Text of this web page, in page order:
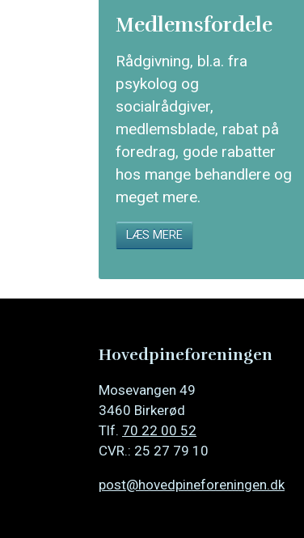
Medlemsfordele
Rådgivning, bl.a. fra
psykolog og
socialrådgiver,
medlemsblade, rabat på
foredrag, gode rabatter
hos mange behandlere og
meget mere.
LÆS MERE
Hovedpineforeningen
Mosevangen 49
3460 Birkerød
Tlf. 70 22 00 52
CVR.: 25 27 79 10
post@hovedpineforeningen.dk